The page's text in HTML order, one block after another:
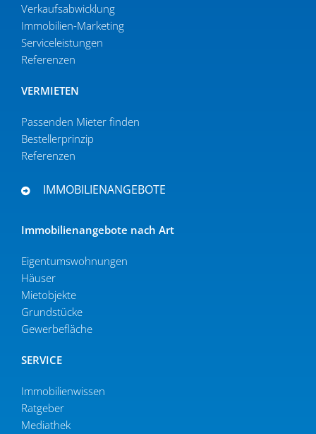
Verkaufs­ab­wicklung
Immobilien-Marketing
Serviceleistungen
Referenzen
VERMIETEN
Passenden Mieter finden
Bestel­ler­prinzip
Referenzen
IMMOBILIENANGEBOTE
Immobi­li­en­an­gebote nach Art
Eigen­tums­woh­nungen
Häuser
Mietob­jekte
Grund­stücke
Gewer­be­fläche
SERVICE
Immobilien­wissen
Ratgeber
Mediathek